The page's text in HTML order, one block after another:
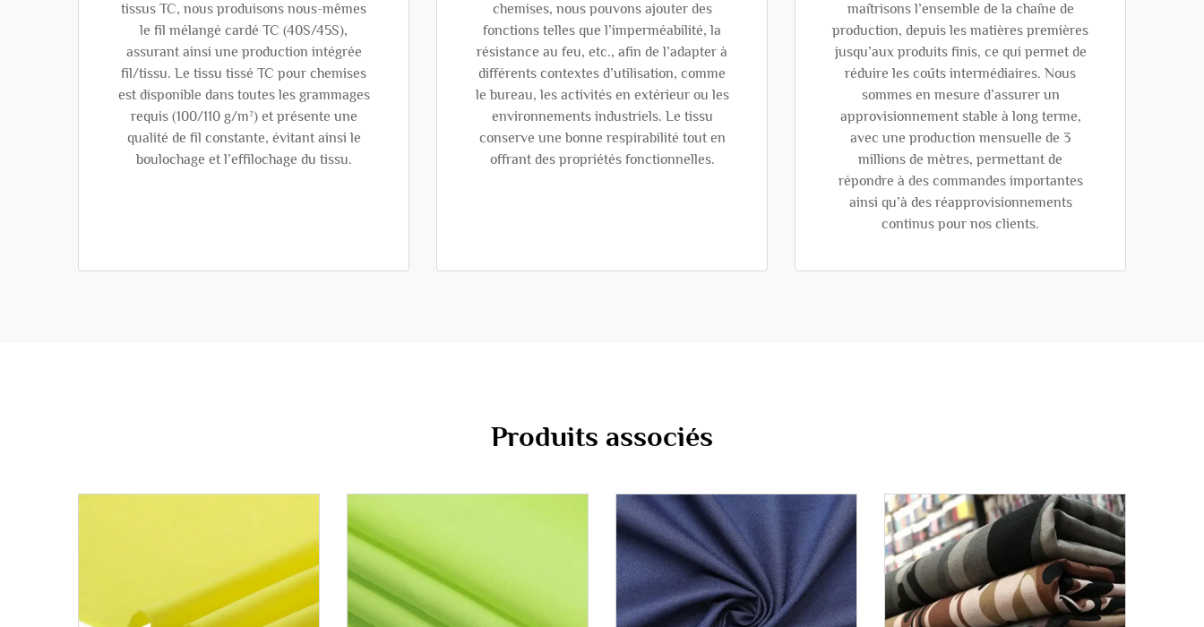
tissus TC, nous produisons nous-mêmes
le fil mélangé cardé TC (40S/45S),
assurant ainsi une production intégrée
fil/tissu. Le tissu tissé TC pour chemises
est disponible dans toutes les grammages
requis (100/110 g/m²) et présente une
qualité de fil constante, évitant ainsi le
boulochage et l’effilochage du tissu.
chemises, nous pouvons ajouter des
fonctions telles que l’imperméabilité, la
résistance au feu, etc., afin de l’adapter à
différents contextes d’utilisation, comme
le bureau, les activités en extérieur ou les
environnements industriels. Le tissu
conserve une bonne respirabilité tout en
offrant des propriétés fonctionnelles.
maîtrisons l’ensemble de la chaîne de
production, depuis les matières premières
jusqu’aux produits finis, ce qui permet de
réduire les coûts intermédiaires. Nous
sommes en mesure d’assurer un
approvisionnement stable à long terme,
avec une production mensuelle de 3
millions de mètres, permettant de
répondre à des commandes importantes
ainsi qu’à des réapprovisionnements
continus pour nos clients.
Produits associés